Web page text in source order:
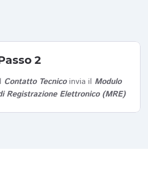
2
Contatto Tecnicoinvia il Modulo
Registrazione Elettronico (MRE)